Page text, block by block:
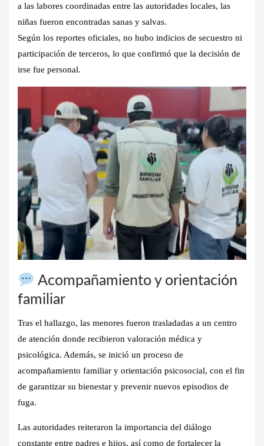
a las labores coordinadas entre las autoridades locales, las
niñas fueron encontradas sanas y salvas.
Según los reportes oficiales, no hubo indicios de secuestro ni
participación de terceros, lo que confirmó que la decisión de
irse fue personal.
Acompañamiento y orientación
familiar
Tras el hallazgo, las menores fueron trasladadas a un centro
de atención donde recibieron valoración médica y
psicológica. Además, se inició un proceso de
acompañamiento familiar y orientación psicosocial, con el fin
de garantizar su bienestar y prevenir nuevos episodios de
fuga.
Las autoridades reiteraron la importancia del diálogo
constante entre padres e hijos, así como de fortalecer la